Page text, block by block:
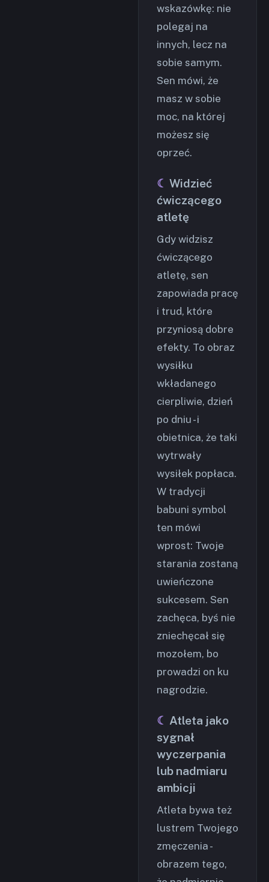
wskazówkę: nie
polegaj na
innych, lecz na
sobie samym.
Sen mówi, że
masz w sobie
moc, na której
możesz się
oprzeć.
Widzieć
ćwiczącego
atletę
Gdy widzisz
ćwiczącego
atletę, sen
zapowiada pracę
i trud, które
przyniosą dobre
efekty. To obraz
wysiłku
wkładanego
cierpliwie, dzień
po dniu - i
obietnica, że taki
wytrwały
wysiłek popłaca.
W tradycji
babuni symbol
ten mówi
wprost: Twoje
starania zostaną
uwieńczone
sukcesem. Sen
zachęca, byś nie
zniechęcał się
mozołem, bo
prowadzi on ku
nagrodzie.
Atleta jako
sygnał
wyczerpania
lub nadmiaru
ambicji
Atleta bywa też
lustrem Twojego
zmęczenia -
obrazem tego,